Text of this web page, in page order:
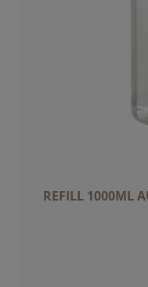
REFILL 1000ML